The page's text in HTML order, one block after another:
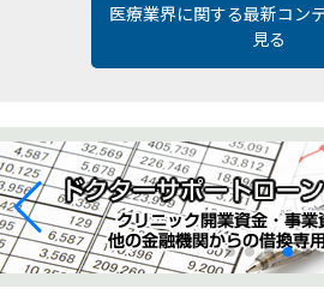
医療業界に関する最新コン
見る